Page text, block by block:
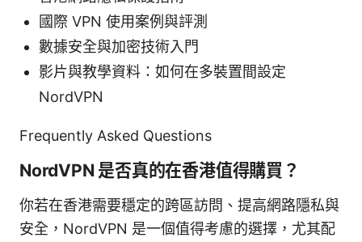
國際 VPN 使用案例與評測
數據安全與加密技術入門
影片與教學資料：如何在多裝置間設定
NordVPN
Frequently Asked Questions
NordVPN 是否真的在香港值得購買？
你若在香港需要穩定的跨區訪問、提高網路隱私與
安全，NordVPN 是一個值得考慮的選擇，尤其配